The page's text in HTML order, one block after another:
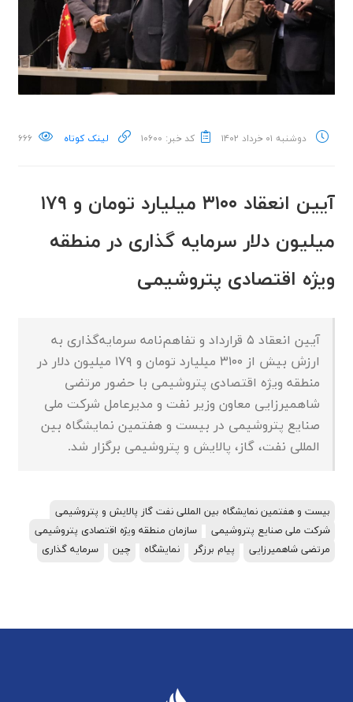
دوشنبه ۰۱ خرداد ۱۴۰۲ کد خبر: ۱۰۶۰۰ لینک کوتاه ۶۶۶
آیین انعقاد ۳۱۰۰ میلیارد تومان و ۱۷۹
میلیون دلار سرمایه گذاری در منطقه
ویژه اقتصادی پتروشیمی
آیین انعقاد ۵ قرارداد و تفاهم‌نامه سرمایه‌گذاری به
ارزش بیش از ۳۱۰۰ میلیارد تومان و ۱۷۹ میلیون دلار در
منطقه ویژه اقتصادی پتروشیمی با حضور مرتضی
شاهمیرزایی معاون وزیر نفت و مدیرعامل شرکت ملی
صنایع پتروشیمی در بیست و هفتمین نمایشگاه بین
المللی نفت، گاز، پالایش و پتروشیمی برگزار شد.
بیست و هفتمین نمایشگاه بین المللی نفت گاز پالایش و پتروشیمی
شرکت ملی صنایع پتروشیمی
سازمان منطقه ویژه اقتصادی پتروشیمی
مرتضی شاهمیرزایی
پیام برزگر نمایشگاه چین سرمایه گذاری